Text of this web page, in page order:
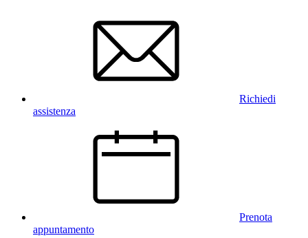
Richiedi
assistenza
Prenota
appuntamento